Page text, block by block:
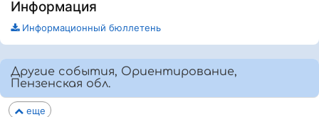
Информация
Информационный бюллетень
Другие события, Ориентирование,
Пензенская обл.
еще